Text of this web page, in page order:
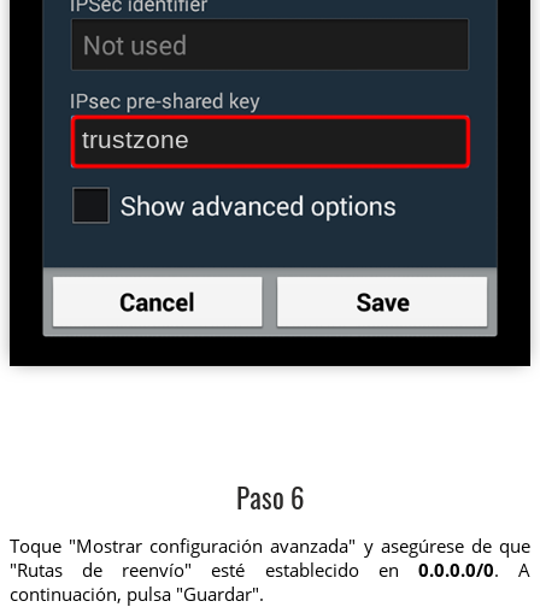
trustzone
Paso 6
Toque "Mostrar configuración avanzada" y asegúrese de que
"Rutas de reenvío" esté establecido en0.0.0.0/0. A
continuación, pulsa "Guardar".